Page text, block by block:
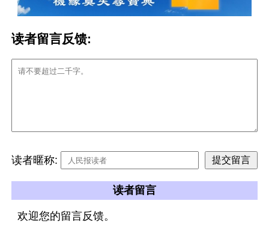
读者留言反馈:
读者暱称:
读者留言
欢迎您的留言反馈。